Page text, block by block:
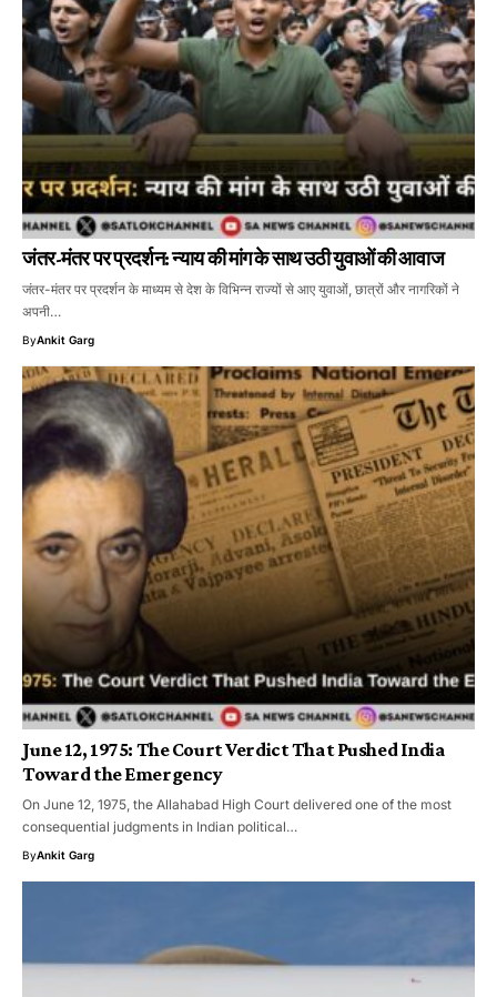
जंतर-मंतर पर प्रदर्शन: न्याय की मांग के साथ उठी युवाओं की आवाज
जंतर-मंतर पर प्रदर्शन के माध्यम से देश के विभिन्न राज्यों से आए युवाओं, छात्रों और नागरिकों ने
अपनी…
ByAnkit Garg
June 12, 1975: The Court Verdict That Pushed India
Toward the Emergency
On June 12, 1975, the Allahabad High Court delivered one of the most
consequential judgments in Indian political…
ByAnkit Garg